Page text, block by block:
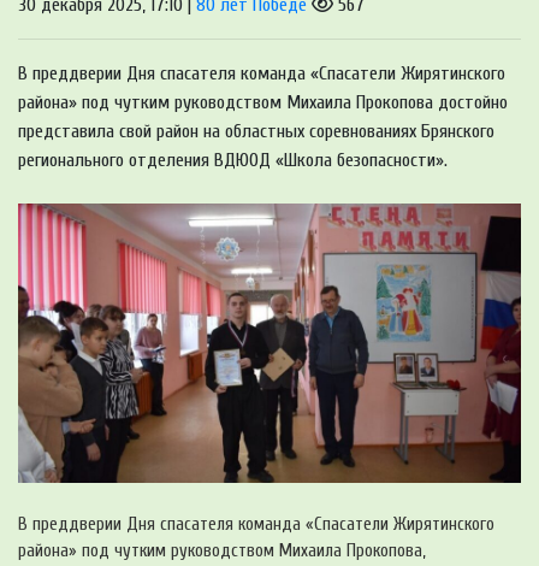
30 декабря 2025, 17:10 | 80 лет Победе 567
В преддверии Дня спасателя команда «Спасатели Жирятинского
района» под чутким руководством Михаила Прокопова достойно
представила свой район на областных соревнованиях Брянского
регионального отделения ВДЮОД «Школа безопасности».
В преддверии Дня спасателя команда «Спасатели Жирятинского
района» под чутким руководством Михаила Прокопова,